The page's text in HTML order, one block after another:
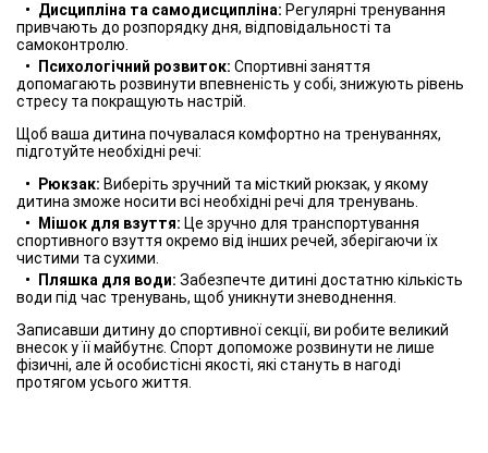
Дисципліна та самодисципліна: Регулярні тренування
привчають до розпорядку дня, відповідальності та
самоконтролю.
Психологічний розвиток: Спортивні заняття
допомагають розвинути впевненість у собі, знижують рівень
стресу та покращують настрій.
Щоб ваша дитина почувалася комфортно на тренуваннях,
підготуйте необхідні речі:
Рюкзак: Виберіть зручний та місткий рюкзак, у якому
дитина зможе носити всі необхідні речі для тренувань.
Мішок для взуття: Це зручно для транспортування
спортивного взуття окремо від інших речей, зберігаючи їх
чистими та сухими.
Пляшка для води: Забезпечте дитині достатню кількість
води під час тренувань, щоб уникнути зневоднення.
Записавши дитину до спортивної секції, ви робите великий
внесок у її майбутнє. Спорт допоможе розвинути не лише
фізичні, але й особистісні якості, які стануть в нагоді
протягом усього життя.